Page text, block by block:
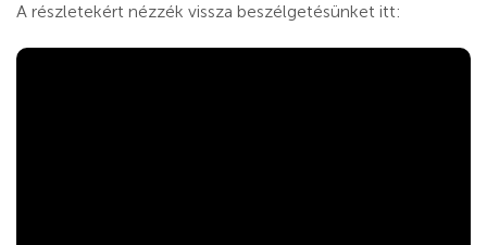
A részletekért nézzék vissza beszélgetésünket itt: